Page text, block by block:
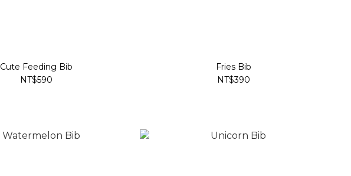
Cute Feeding Bib
NT$590
Fries Bib
NT$390